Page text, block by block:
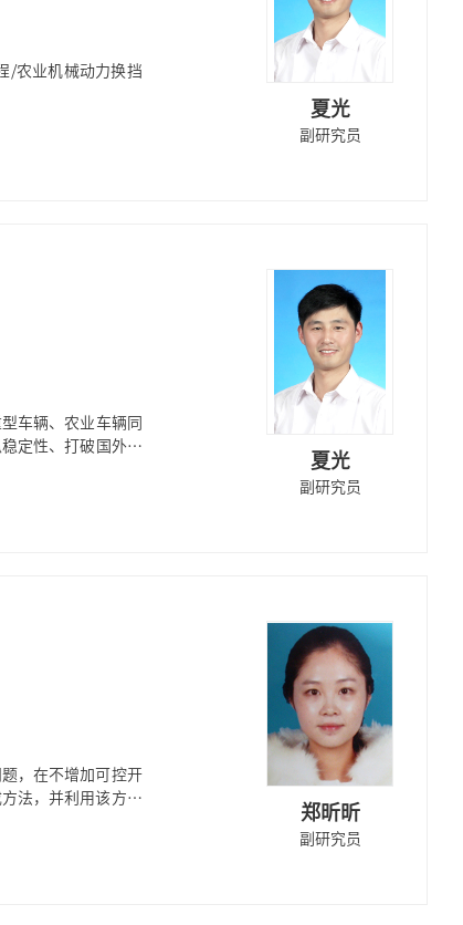
/农业机械动力换挡
夏光
副研究员
车辆、农业车辆同
定性、打破国外的
夏光
副研究员
，在不增加可控开
法，并利用该方法
郑昕昕
副研究员